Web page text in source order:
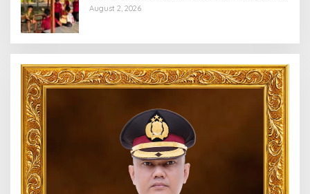
dan Kondusif
August 2, 2026